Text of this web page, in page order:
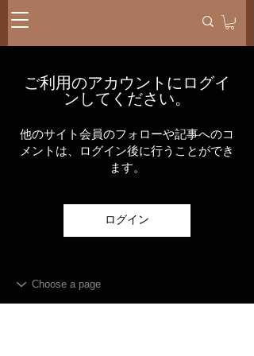
ご利用のアカウントにログイ
ンしてください。
他のサイト会員のフォローや記事へのコ
メントは、ログイン後に行うことができ
ます。
ログイン